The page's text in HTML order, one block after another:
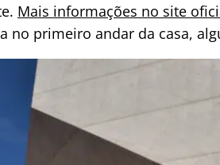
Mais informações no site
no primeiro andar da casa,